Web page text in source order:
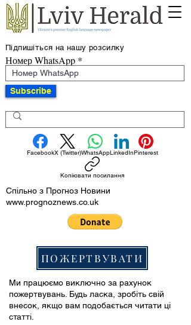
Підпишіться на нашу розсилку
Номер WhatsApp
Subscribe
FacebookX (Twitter)WhatsAppLinkedInPinterest
Копіювати посилання
Спільно з Прогноз Новини
www.prognoznews.co.uk
ПОЖЕРТВУВАТИ
Ми працюємо виключно за рахунок
пожертвувань. Будь ласка, зробіть свій
внесок, якщо вам подобається читати ці
статті.